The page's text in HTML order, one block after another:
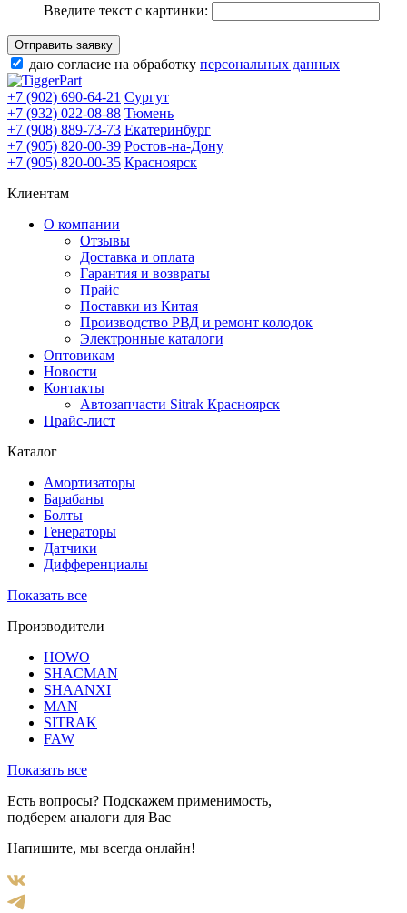
Введите текст с картинки:
Отправить заявку
даю согласие на обработку персональных данных
+7 (902) 690-64-21 Сургут
+7 (932) 022-08-88 Тюмень
+7 (908) 889-73-73 Екатеринбург
+7 (905) 820-00-39 Ростов-на-Дону
+7 (905) 820-00-35 Красноярск
Клиентам
О компании
Отзывы
Доставка и оплата
Гарантия и возвраты
Прайс
Поставки из Китая
Производство РВД и ремонт колодок
Электронные каталоги
Оптовикам
Новости
Контакты
Автозапчасти Sitrak Красноярск
Прайс-лист
Каталог
Амортизаторы
Барабаны
Болты
Генераторы
Датчики
Дифференциалы
Показать все
Производители
HOWO
SHACMAN
SHAANXI
MAN
SITRAK
FAW
Показать все
Есть вопросы? Подскажем применимость,
подберем аналоги для Вас
Напишите, мы всегда онлайн!